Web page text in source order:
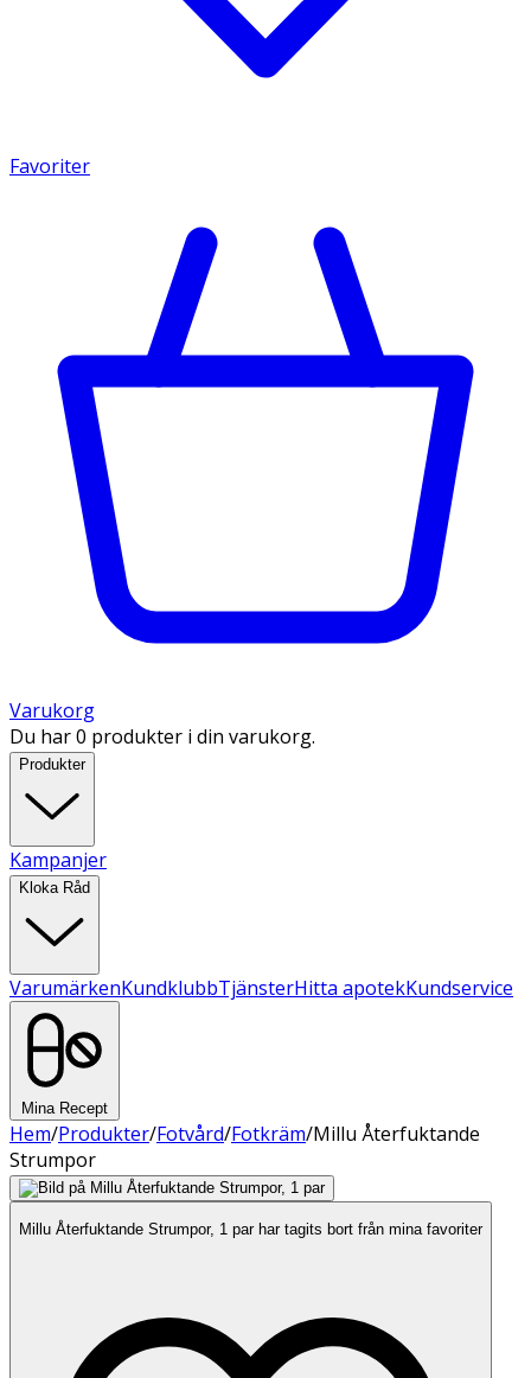
Favoriter
Varukorg
Du har 0 produkter i din varukorg.
Produkter
Kampanjer
Kloka Råd
VarumärkenKundklubbTjänsterHitta apotekKundservice
Mina Recept
Hem/Produkter/Fotvård/Fotkräm/Millu Återfuktande
Strumpor
Millu Återfuktande Strumpor, 1 par har tagits bort från mina favoriter